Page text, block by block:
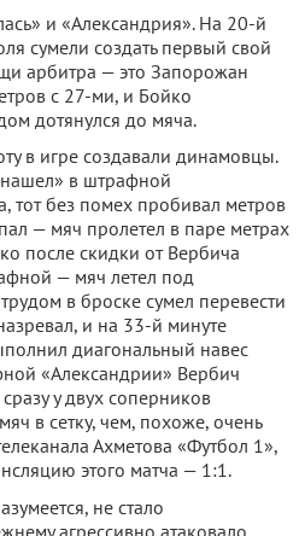
и «Александрия». На 20-й
сумели создать первый свой
арбитра — это Запорожан
с 27-ми, и Бойко
дотянулся до мяча.
в игре создавали динамовцы.
в штрафной
тот без помех пробивал метров
— мяч пролетел в паре метрах
после скидки от Вербича
— мяч летел под
в броске сумел перевести
и на 33-й минуте
диагональный навес
«Александрии» Вербич
у двух соперников
в сетку, чем, похоже, очень
Ахметова «Футбол 1»,
этого матча — 1:1.
не стало
агрессивно атаковало.